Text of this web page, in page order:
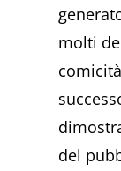
molti
del